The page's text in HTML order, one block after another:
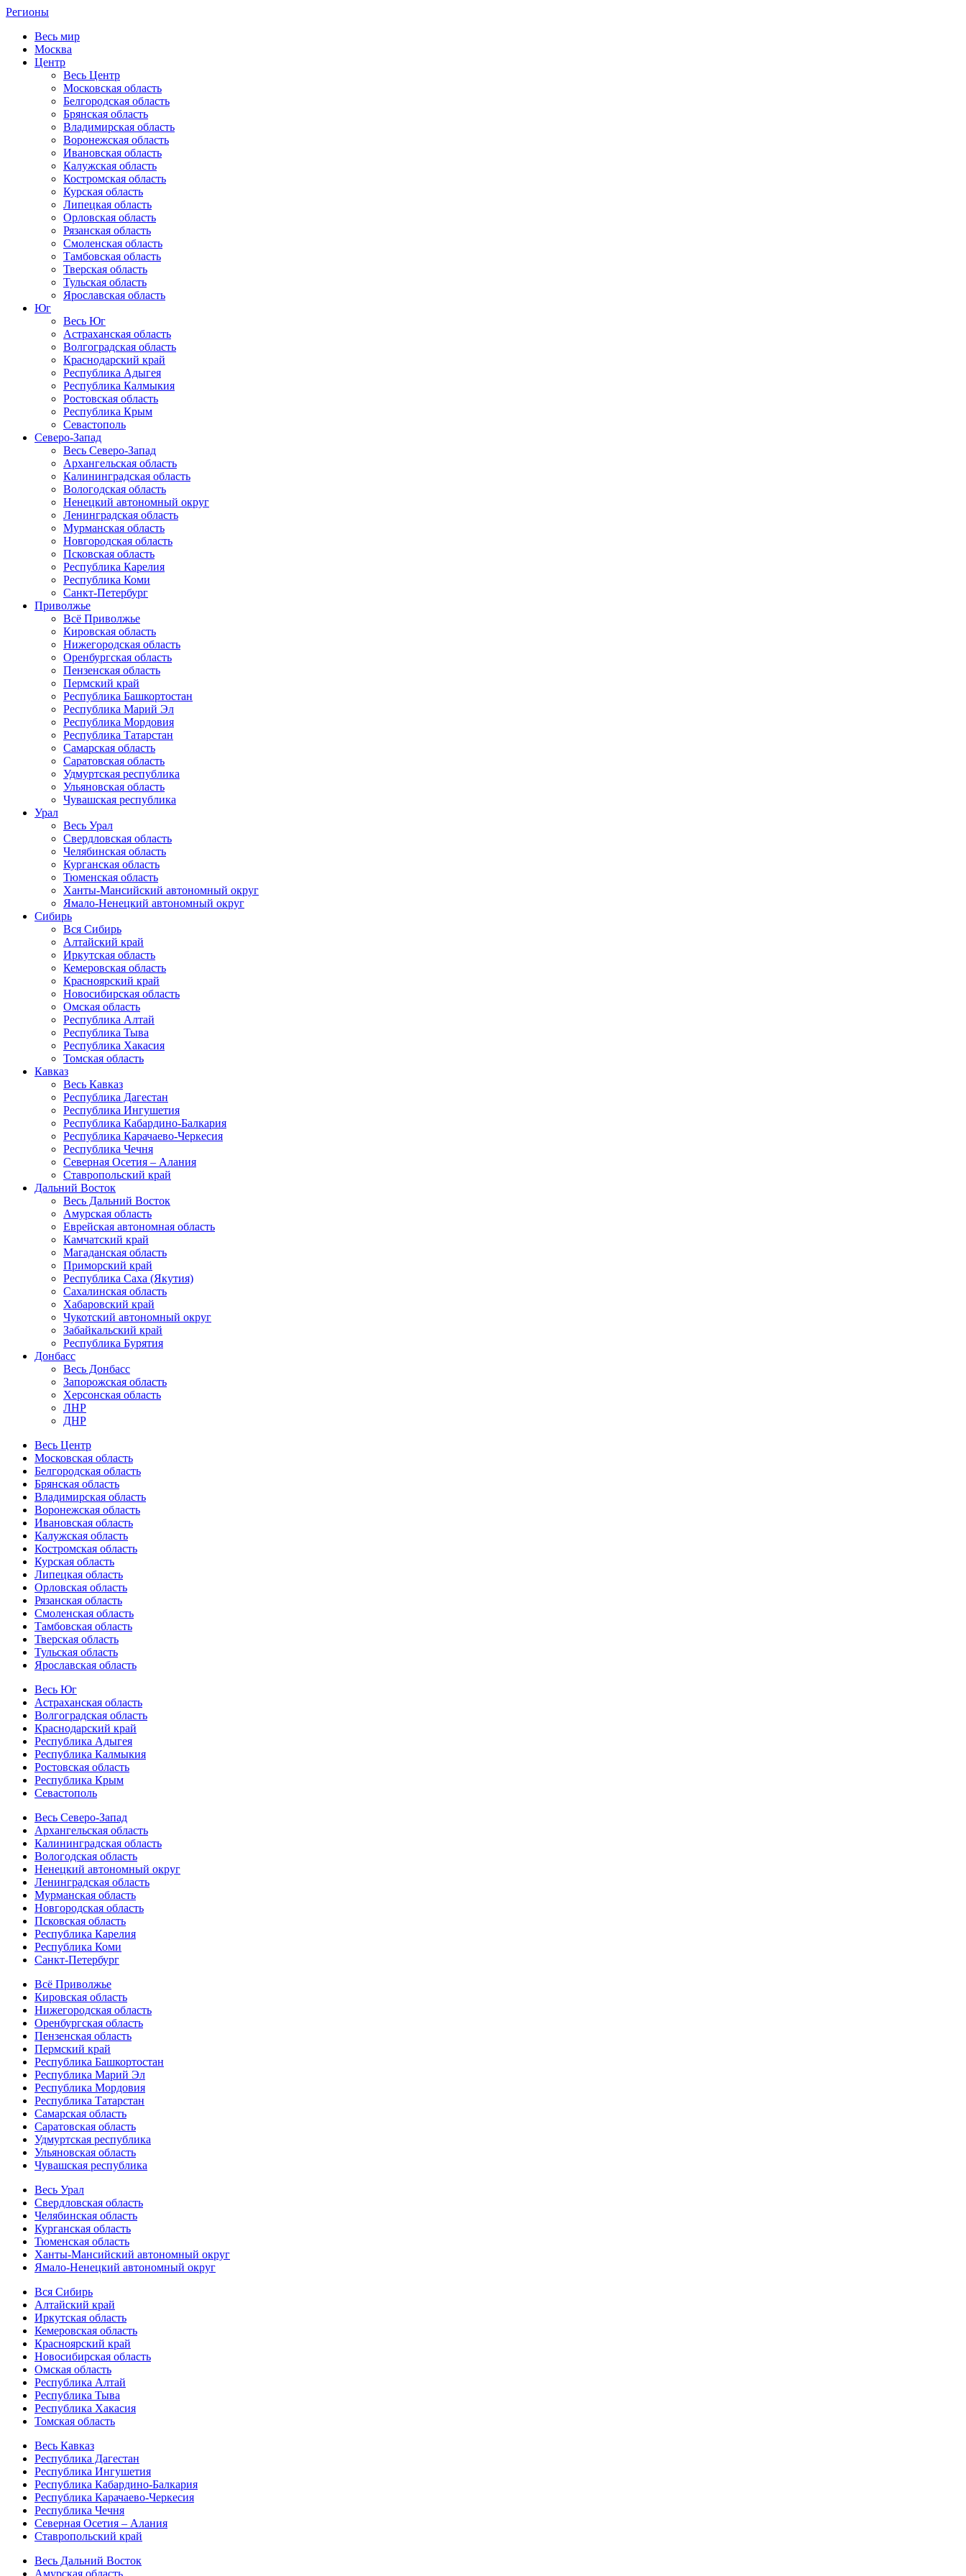
Регионы
Весь мир
Москва
Центр
Весь Центр
Московская область
Белгородская область
Брянская область
Владимирская область
Воронежская область
Ивановская область
Калужская область
Костромская область
Курская область
Липецкая область
Орловская область
Рязанская область
Смоленская область
Тамбовская область
Тверская область
Тульская область
Ярославская область
Юг
Весь Юг
Астраханская область
Волгоградская область
Краснодарский край
Республика Адыгея
Республика Калмыкия
Ростовская область
Республика Крым
Севастополь
Северо-Запад
Весь Северо-Запад
Архангельская область
Калининградская область
Вологодская область
Ненецкий автономный округ
Ленинградская область
Мурманская область
Новгородская область
Псковская область
Республика Карелия
Республика Коми
Санкт-Петербург
Приволжье
Всё Приволжье
Кировская область
Нижегородская область
Оренбургская область
Пензенская область
Пермский край
Республика Башкортостан
Республика Марий Эл
Республика Мордовия
Республика Татарстан
Самарская область
Саратовская область
Удмуртская республика
Ульяновская область
Чувашская республика
Урал
Весь Урал
Свердловская область
Челябинская область
Курганская область
Тюменская область
Ханты-Мансийский автономный округ
Ямало-Ненецкий автономный округ
Сибирь
Вся Сибирь
Алтайский край
Иркутская область
Кемеровская область
Красноярский край
Новосибирская область
Омская область
Республика Алтай
Республика Тыва
Республика Хакасия
Томская область
Кавказ
Весь Кавказ
Республика Дагестан
Республика Ингушетия
Республика Кабардино-Балкария
Республика Карачаево-Черкесия
Республика Чечня
Северная Осетия – Алания
Ставропольский край
Дальний Восток
Весь Дальний Восток
Амурская область
Еврейская автономная область
Камчатский край
Магаданская область
Приморский край
Республика Саха (Якутия)
Сахалинская область
Хабаровский край
Чукотский автономный округ
Забайкальский край
Республика Бурятия
Донбасс
Весь Донбасс
Запорожская область
Херсонская область
ЛНР
ДНР
Весь Центр
Московская область
Белгородская область
Брянская область
Владимирская область
Воронежская область
Ивановская область
Калужская область
Костромская область
Курская область
Липецкая область
Орловская область
Рязанская область
Смоленская область
Тамбовская область
Тверская область
Тульская область
Ярославская область
Весь Юг
Астраханская область
Волгоградская область
Краснодарский край
Республика Адыгея
Республика Калмыкия
Ростовская область
Республика Крым
Севастополь
Весь Северо-Запад
Архангельская область
Калининградская область
Вологодская область
Ненецкий автономный округ
Ленинградская область
Мурманская область
Новгородская область
Псковская область
Республика Карелия
Республика Коми
Санкт-Петербург
Всё Приволжье
Кировская область
Нижегородская область
Оренбургская область
Пензенская область
Пермский край
Республика Башкортостан
Республика Марий Эл
Республика Мордовия
Республика Татарстан
Самарская область
Саратовская область
Удмуртская республика
Ульяновская область
Чувашская республика
Весь Урал
Свердловская область
Челябинская область
Курганская область
Тюменская область
Ханты-Мансийский автономный округ
Ямало-Ненецкий автономный округ
Вся Сибирь
Алтайский край
Иркутская область
Кемеровская область
Красноярский край
Новосибирская область
Омская область
Республика Алтай
Республика Тыва
Республика Хакасия
Томская область
Весь Кавказ
Республика Дагестан
Республика Ингушетия
Республика Кабардино-Балкария
Республика Карачаево-Черкесия
Республика Чечня
Северная Осетия – Алания
Ставропольский край
Весь Дальний Восток
Амурская область